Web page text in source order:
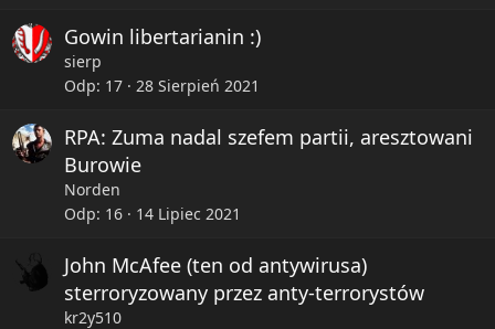
Gowin libertarianin :)
sierp
Odp 17 28 Sierpień 2021
RPA: Zuma nadal szefem partii, aresztowani
Burowie
Norden
Odp 16 14 Lipiec 2021
John McAfee (ten od antywirusa)
sterroryzowany przez anty-terrorystów
kr2y510